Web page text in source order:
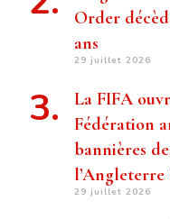
Order
ans
29 juillet 2026
La FIFA
Fédération
bannières
29 juillet 2026